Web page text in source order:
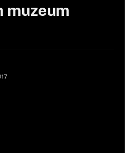
muzeum